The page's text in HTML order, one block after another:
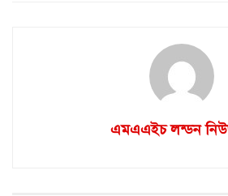
এমএএইচ লন্ডন